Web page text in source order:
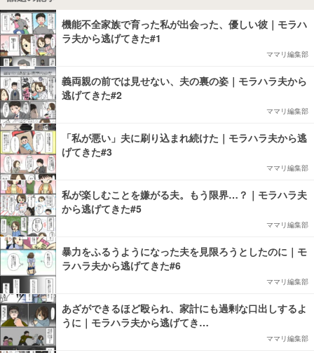
機能不全家族で育った私が出会った、優しい彼｜モラハ
ラ夫から逃げてきた#1
ママリ編集部
義両親の前では見せない、夫の裏の姿｜モラハラ夫から
逃げてきた#2
ママリ編集部
「私が悪い」夫に刷り込まれ続けた｜モラハラ夫から逃
げてきた#3
ママリ編集部
私が楽しむことを嫌がる夫。もう限界…？｜モラハラ夫
から逃げてきた#5
ママリ編集部
暴力をふるうようになった夫を見限ろうとしたのに｜モ
ラハラ夫から逃げてきた#6
ママリ編集部
あざができるほど殴られ、家計にも過剰な口出しするよ
うに｜モラハラ夫から逃げてき…
ママリ編集部